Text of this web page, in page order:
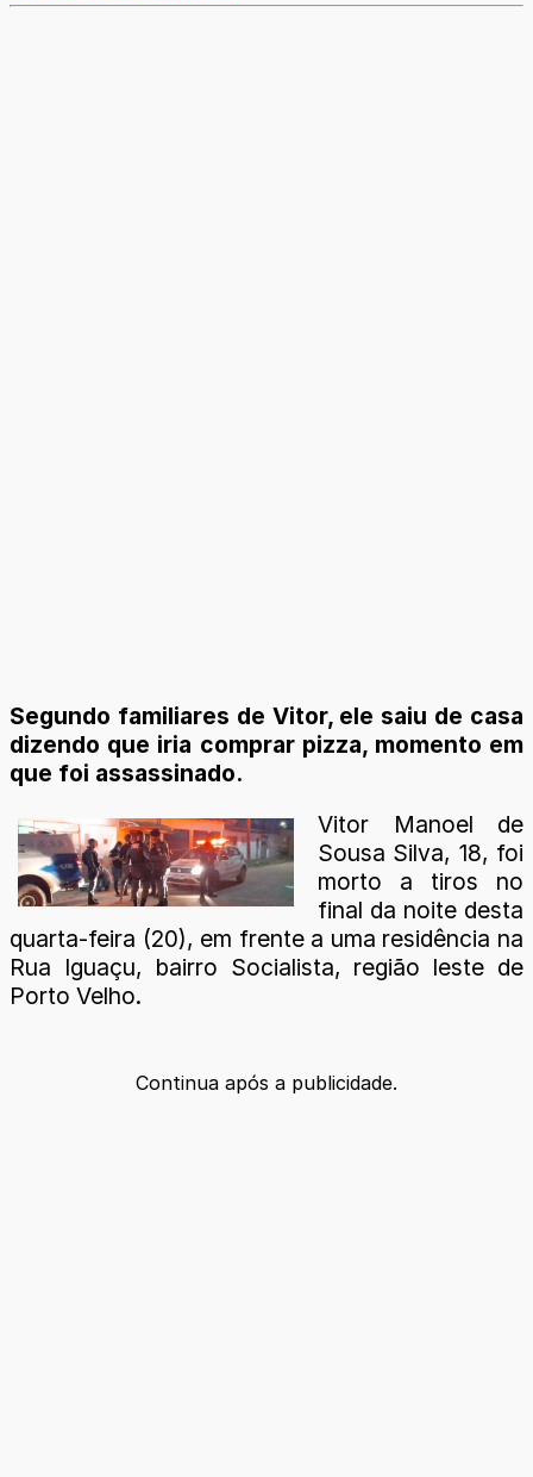
Segundo familiares de Vitor, ele saiu de casa
dizendo que iria comprar pizza, momento em
que foi assassinado.
Vitor Manoel de
Sousa Silva, 18, foi
morto a tiros no
final da noite desta
quarta-feira (20), em frente a uma residência na
Rua Iguaçu, bairro Socialista, região leste de
Porto Velho.
Continua após a publicidade.